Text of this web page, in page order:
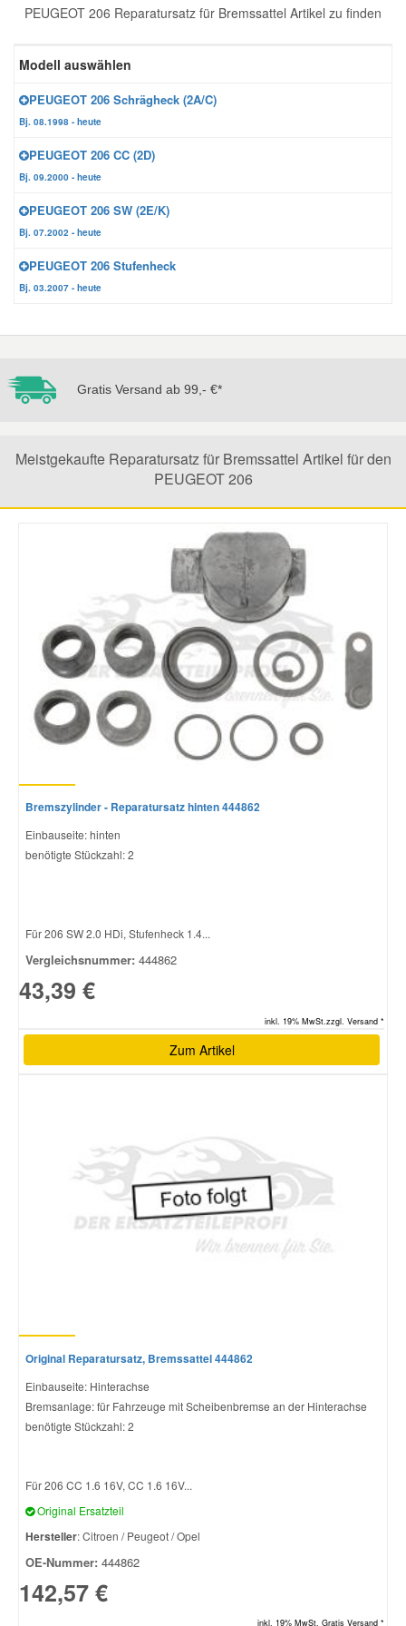
PEUGEOT 206 Reparatursatz für Bremssattel Artikel zu finden
Modell auswählen
PEUGEOT 206 Schrägheck (2A/C)
Bj. 08.1998 - heute
PEUGEOT 206 CC (2D)
Bj. 09.2000 - heute
PEUGEOT 206 SW (2E/K)
Bj. 07.2002 - heute
PEUGEOT 206 Stufenheck
Bj. 03.2007 - heute
Gratis Versand ab 99,- €*
Meistgekaufte Reparatursatz für Bremssattel Artikel für den
PEUGEOT 206
Bremszylinder - Reparatursatz hinten 444862
Einbauseite: hinten
benötigte Stückzahl: 2
Für 206 SW 2.0 HDi, Stufenheck 1.4...
Vergleichsnummer: 444862
43,39 €
inkl. 19% MwSt.zzgl. Versand *
Zum Artikel
Original Reparatursatz, Bremssattel 444862
Einbauseite: Hinterachse
Bremsanlage: für Fahrzeuge mit Scheibenbremse an der Hinterachse
benötigte Stückzahl: 2
Für 206 CC 1.6 16V, CC 1.6 16V...
Original Ersatzteil
Hersteller: Citroen / Peugeot / Opel
OE-Nummer: 444862
142,57 €
inkl. 19% MwSt. Gratis Versand *
Reparatur-Zubehör
Schlüsselgehäuse
Winter-Autozubehör
Hyundai Ersatzteile
Jeep Ersatzteile
Lancia Ersatzteile
Mitsubishi Ersatzteile
Nissan Ersatzteile
Porsche Ersatzteile
Skoda Ersatzteile
Smart Ersatzteile
Toyota Ersatzteile
Volvo Ersatzteile